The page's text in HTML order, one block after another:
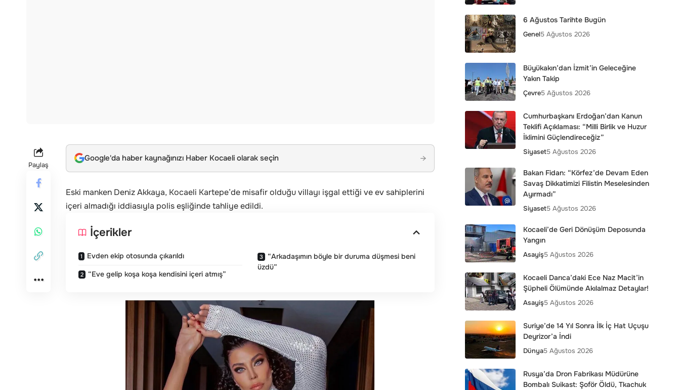
Paylaş
Google'da haber kaynağınızı Haber Kocaeli olarak seçin →
Eski manken Deniz Akkaya, Kocaeli Kartepe’de misafir olduğu villayı işgal ettiği ve ev sahiplerini
içeri almadığı iddiasıyla polis eşliğinde tahliye edildi.
İçerikler
Evden ekip otosunda çıkarıldı
“Eve gelip koşa koşa kendisini içeri atmış”
“Arkadaşımın böyle bir duruma düşmesi beni
üzdü”
6 Ağustos Tarihte Bugün
Genel5 Ağustos 2026
Büyükakın’dan İzmit’in Geleceğine
Yakın Takip
Çevre5 Ağustos 2026
Cumhurbaşkanı Erdoğan’dan Kanun
Teklifi Açıklaması: “Milli Birlik ve Huzur
İklimini Güçlendireceğiz”
Siyaset5 Ağustos 2026
Bakan Fidan: “Körfez’de Devam Eden
Savaş Dikkatimizi Filistin Meselesinden
Ayırmadı”
Siyaset5 Ağustos 2026
Kocaeli’de Geri Dönüşüm Deposunda
Yangın
Asayiş5 Ağustos 2026
Kocaeli Darıca’daki Ece Naz Macit’in
Şüpheli Ölümünde Akılalmaz Detaylar!
Asayiş5 Ağustos 2026
Suriye’de 14 Yıl Sonra İlk İç Hat Uçuşu
Deyrizor’a İndi
Dünya5 Ağustos 2026
Rusya’da Dron Fabrikası Müdürüne
Bombalı Suikast: Şoför Öldü, Tkachuk